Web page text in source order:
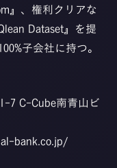
』、権利クリアな
Dataset』を提
子会社に持つ。
7 C-Cube南青山ビ
bank.co.jp/